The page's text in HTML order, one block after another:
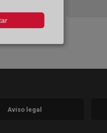
nueva)nueva)
Aviso legal